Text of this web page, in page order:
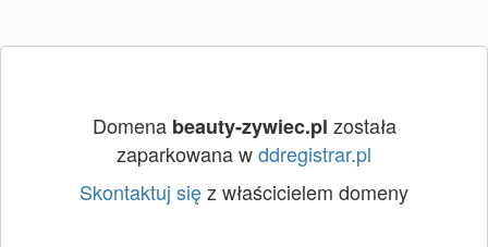
Domena beauty-zywiec.pl została
zaparkowana wddregistrar.pl
Skontaktuj sięz właścicielem domeny